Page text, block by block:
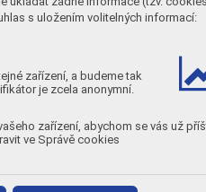
s uložením volitelných informací:
zařízení, a budeme tak
je zcela anonymní.
zařízení, abychom se vás už
ve Správě cookies
ány barvou BÍLÁ.
Plyny a výpary: plyny a páry
Musíte proti nim používat
TYP OCHRANA
A é plyny a
é plyny a
ičitý a další
K amoniak a organické
AX určité organick
é
uhlím,